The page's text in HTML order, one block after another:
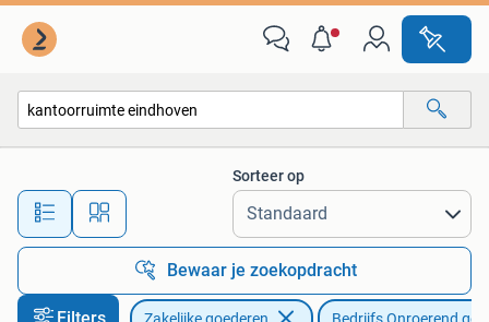
Alle afstanden…
Sorteer op
Bewaar je zoekopdracht